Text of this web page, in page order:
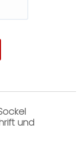
und